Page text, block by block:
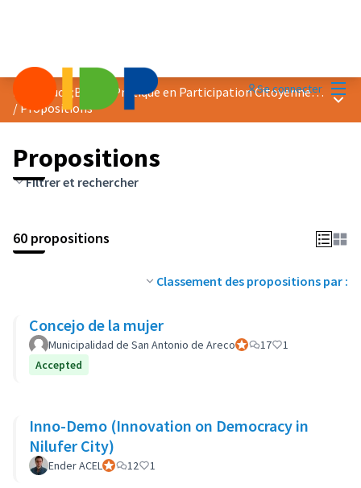
Se connecter
Prix &quot;Bonne Pratique en Participation Citoyenne&quot; 2018
/Propositions
Propositions
Filtrer et rechercher
60 propositions
Classement des propositions par :
Concejo de la mujer
Municipalidad de San Antonio de ArecoParticipant officiel
17
1
Accepted
Inno-Demo (Innovation on Democracy in
Nilufer City)
Ender ACELParticipant officiel
12 1